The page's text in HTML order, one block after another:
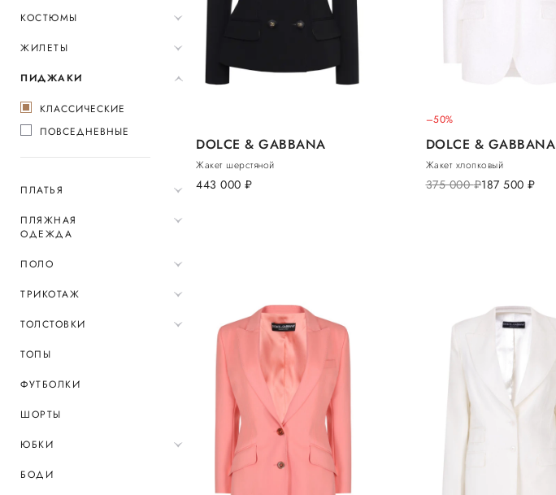
КОСТЮМЫ
ЖИЛЕТЫ
ПИДЖАКИ
КЛАССИЧЕСКИЕ
ПОВСЕДНЕВНЫЕ
ПЛАТЬЯ
ПЛЯЖНАЯ
ОДЕЖДА
ПОЛО
ТРИКОТАЖ
ТОЛСТОВКИ
ТОПЫ
ФУТБОЛКИ
ШОРТЫ
ЮБКИ
БОДИ
DOLCE & GABBANA
Жакет шерстяной
443 000 руб.
–50%
DOLCE & GABBANA
Жакет хлопковый
375 000руб.187 500 руб.